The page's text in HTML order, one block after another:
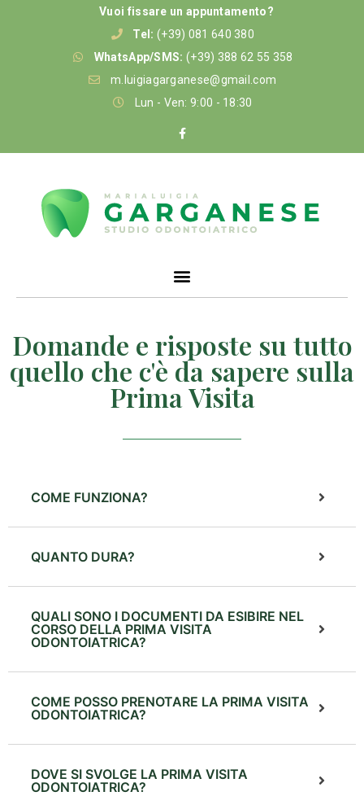
Vuoi fissare un appuntamento?
Tel: (+39) 081 640 380
WhatsApp/SMS: (+39) 388 62 55 358
m.luigiagarganese@gmail.com
Lun - Ven: 9:00 - 18:30
Domande e risposte su tutto
quello che c'è da sapere sulla
Prima Visita
COME FUNZIONA?
QUANTO DURA?
QUALI SONO I DOCUMENTI DA ESIBIRE NEL
CORSO DELLA PRIMA VISITA
ODONTOIATRICA?
COME POSSO PRENOTARE LA PRIMA VISITA
ODONTOIATRICA?
DOVE SI SVOLGE LA PRIMA VISITA
ODONTOIATRICA?